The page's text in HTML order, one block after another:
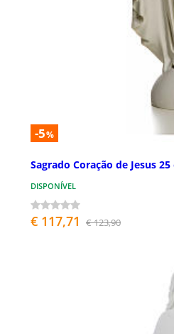
-5%
Sagrado Coração de Jesus
DISPONÍVEL
€ 117,71 € 123,90